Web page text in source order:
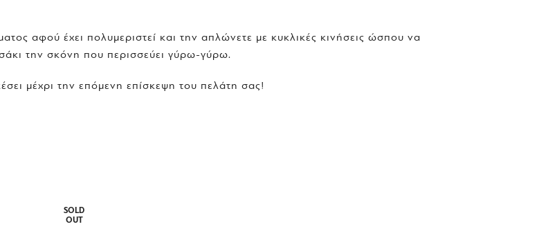
αφού έχει πολυμεριστεί και την απλώνετε με κυκλικές κινήσεις ώσπου να
την σκόνη που περισσεύει γύρω-γύρω.
μέχρι την επόμενη επίσκεψη του πελάτη σας!
SOLD
OUT